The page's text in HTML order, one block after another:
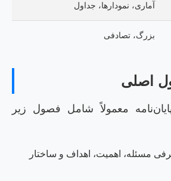
آماری، نمودارها، جداول
بزرگ، تصادفی
معمولاً شامل فصول زیر
مسئله، اهمیت، اهداف و ساختار